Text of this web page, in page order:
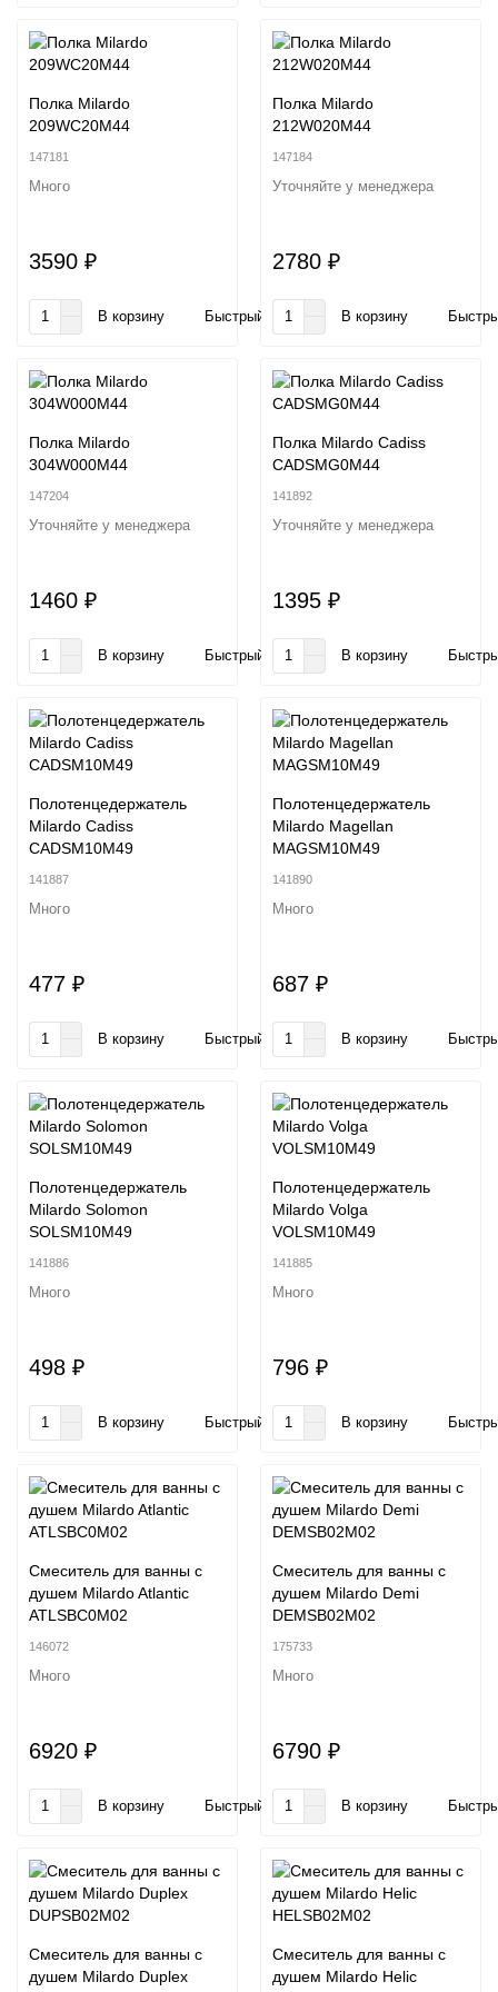
Полка Milardo
209WC20M44
147181
Много
3590 ₽
В корзину Быстрый заказ
Полка Milardo
212W020M44
147184
Уточняйте у менеджера
2780 ₽
В корзину
Полка Milardo
304W000M44
147204
Уточняйте у менеджера
1460 ₽
В корзину Быстрый заказ
Полка Milardo Cadiss
CADSMG0M44
141892
Уточняйте у менеджера
1395 ₽
В корзину
Полотенцедержатель
Milardo Cadiss
CADSM10M49
141887
Много
477 ₽
В корзину Быстрый заказ
Полотенцедержатель
Milardo Magellan
MAGSM10M49
141890
Много
687 ₽
В корзину
Полотенцедержатель
Milardo Solomon
SOLSM10M49
141886
Много
498 ₽
В корзину Быстрый заказ
Полотенцедержатель
Milardo Volga
VOLSM10M49
141885
Много
796 ₽
В корзину
Смеситель для ванны с
душем Milardo Atlantic
ATLSBC0M02
146072
Много
6920 ₽
В корзину Быстрый заказ
Смеситель для ванны с
душем Milardo Demi
DEMSB02M02
175733
Много
6790 ₽
В корзину
Смеситель для ванны с
душем Milardo Duplex
Смеситель для ванны с
душем Milardo Helic